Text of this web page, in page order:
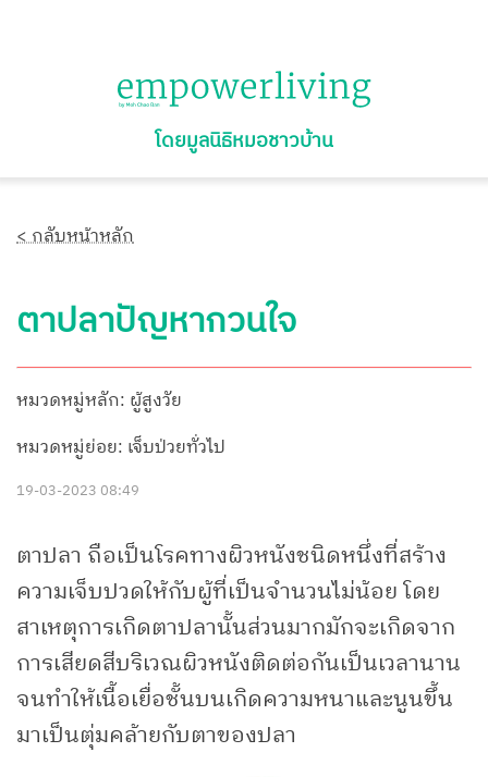
โดยมูลนิธิหมอชาวบ้าน
< กลับหน้าหลัก
ตาปลาปัญหากวนใจ
หมวดหมู่หลัก: ผู้สูงวัย
หมวดหมู่ย่อย: เจ็บป่วยทั่วไป
19-03-2023 08:49
ตาปลา ถือเป็นโรคทางผิวหนังชนิดหนึ่งที่สร้าง
ความเจ็บปวดให้กับผู้ที่เป็นจำนวนไม่น้อย โดย
สาเหตุการเกิดตาปลานั้นส่วนมากมักจะเกิดจาก
การเสียดสีบริเวณผิวหนังติดต่อกันเป็นเวลานาน
จนทำให้เนื้อเยื่อชั้นบนเกิดความหนาและนูนขึ้น
มาเป็นตุ่มคล้ายกับตาของปลา